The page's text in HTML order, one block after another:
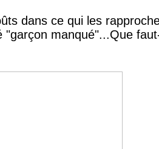
dans ce qui les
manqué"...Que